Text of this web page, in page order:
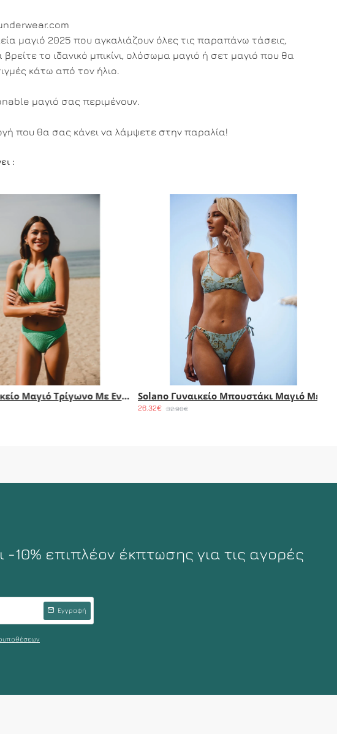
μαγιό 2025 που αγκαλιάζουν όλες τις παραπάνω τάσεις,
το ιδανικό μπικίνι, ολόσωμα μαγιό ή σετ μαγιό που θα
κάτω από τον ήλιο.
μαγιό σας περιμένουν.
που θα σας κάνει να λάμψετε στην παραλία!
:
Solano Γυναικείο Τρίγωνο Μαγιό Με Επένδυση & Δέσιμο Στο Λαιμό Cup C Cosmos Solano Γυναικείο Ολόσωμο Μαγιό Strapless Με Αφαιρούμενη Επένδυση & Άνοιγμα Thymeli
53.90€
επιπλέον έκπτωσης για τις αγορές
Εγγραφή